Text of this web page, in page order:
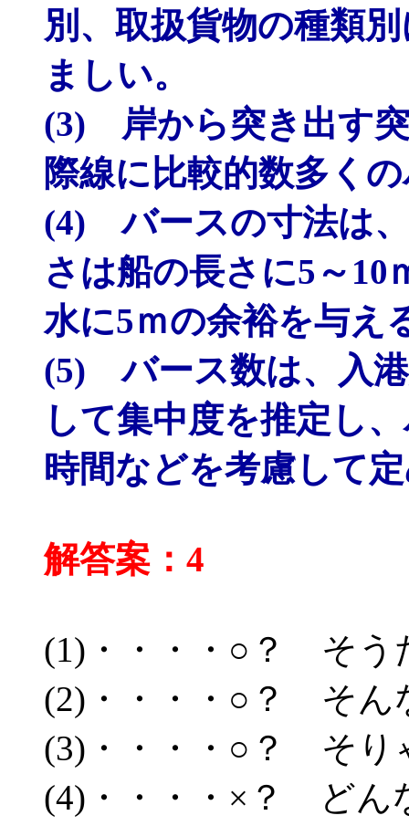
別、取扱貨物の種類
ましい。
(3) 岸から突き出す
際線に比較的数多く
(4) バースの寸法は
さは船の長さに5～10
水に5ｍの余裕を与え
(5) バース数は、入
して集中度を推定し
時間などを考慮して
解答案：4
(1)・・・・○？ そう
(2)・・・・○？ そん
(3)・・・・○？ そり
(4)・・・・×？ どん